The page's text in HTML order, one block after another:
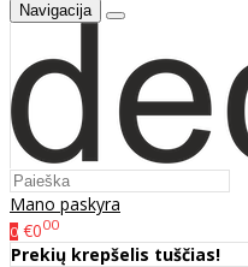
Navigacija
Mano paskyra
0 €000
Prekių krepšelis tuščias!